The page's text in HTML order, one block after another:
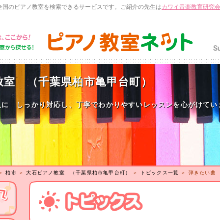
のピアノ教室を検索できるサービスです。ご紹介の先生はカワイ音楽教育研究会
室 （千葉県柏市亀甲台町）
しっかり対応し、丁寧でわかりやすいレッスンを心がけてい
柏市 ＞大石ピアノ教室 （千葉県柏市亀甲台町） ＞ トピックス一覧 ＞ 弾きたい曲